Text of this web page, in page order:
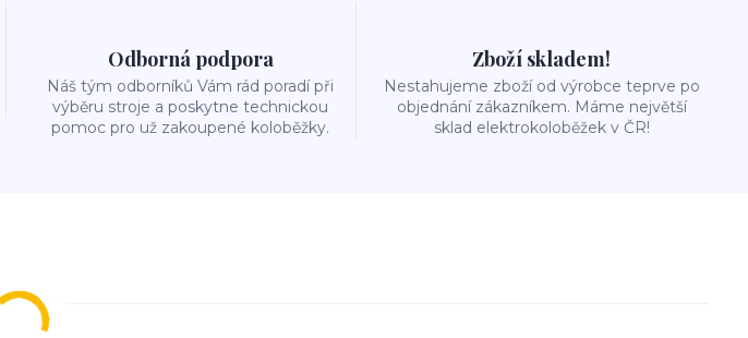
Odborná podpora
Náš tým odborníků Vám rád poradí při
výběru stroje a poskytne technickou
pomoc pro už zakoupené koloběžky.
Zboží skladem!
Nestahujeme zboží od výrobce teprve po
objednání zákazníkem. Máme největší
sklad elektrokoloběžek v ČR!